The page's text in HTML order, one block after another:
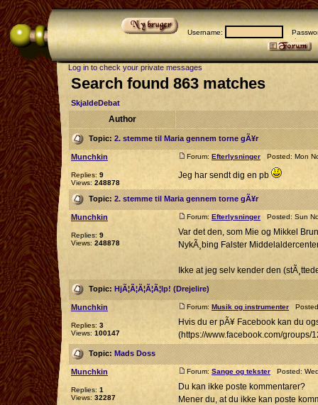
Username:
Log in to check your private messages
Search found 863 matches
SkjaldeDebat
Author
Topic:2. stemme til Maria gennem torne gÃ¥r
Munchkin
Replies: 9
Views: 248878
Forum: Efterlysninger Posted: Mon
Jeg har sendt dig en pb
Topic:2. stemme til Maria gennem torne gÃ¥r
Munchkin
Replies: 9
Views: 248878
Forum: Efterlysninger Posted: Sun
Var det den, som Mie og Mikkel
NykÃ¸bing Falster
Ikke at jeg selv kender den
Topic:HjÃ¦Ã¦Ã¦Ã¦Ã¦lp! (Drejelire)
Munchkin
Replies: 3
Views: 100147
Forum: Musik og instrumenter
Hvis du er pÃ¥ Facebook kan du
(https://www.facebook.com/groups/
Topic:Mads Doss
Munchkin
Replies: 1
Views: 32287
Forum: Sange og tekster Posted:
Du kan ikke poste kommentarer?
Mener du, at du ikke kan poste